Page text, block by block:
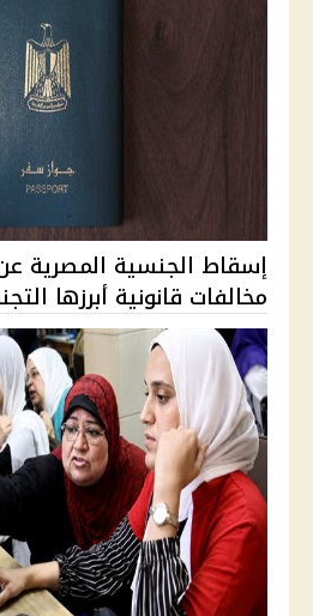
مخالفات قانونية أبرزها